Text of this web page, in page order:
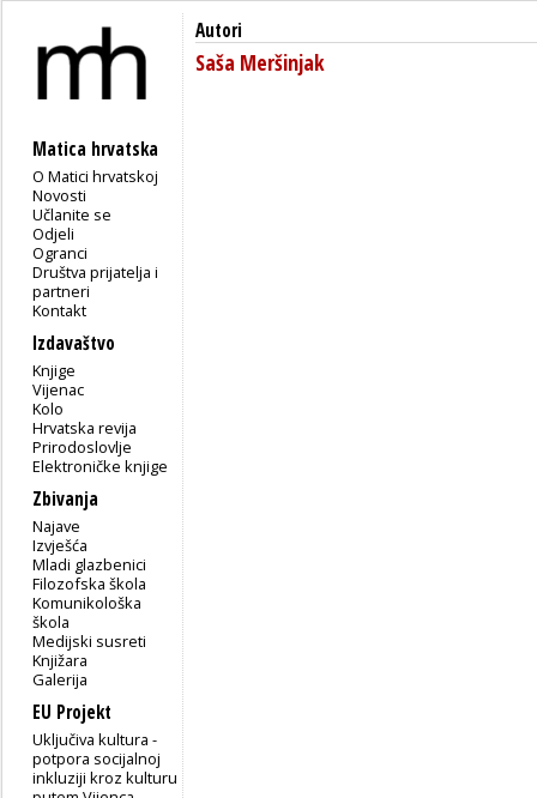
Matica hrvatska
O Matici hrvatskoj
Novosti
Učlanite se
Odjeli
Ogranci
Društva prijatelja i
partneri
Kontakt
Izdavaštvo
Knjige
Vijenac
Kolo
Hrvatska revija
Prirodoslovlje
Elektroničke knjige
Zbivanja
Najave
Izvješća
Mladi glazbenici
Filozofska škola
Komunikološka
škola
Medijski susreti
Knjižara
Galerija
EU Projekt
Uključiva kultura -
potpora socijalnoj
inkluziji kroz kulturu
Autori
Saša Meršinjak